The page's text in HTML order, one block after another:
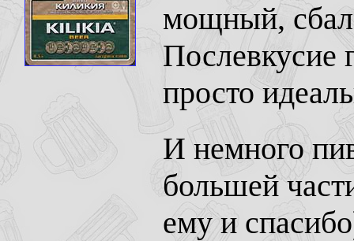
мощный,
просто
И немного
большей
ему и